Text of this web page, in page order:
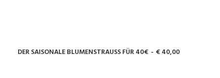
WEITERLESEN
DER SAISONALE BLUMENSTRAUSS FÜR 40€ €40,00